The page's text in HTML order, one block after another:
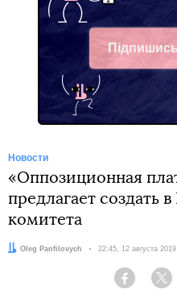
Telegram
Новости
«Оппозиционная
предлагает создать
комитета
Автор:
Oleg Panfilovych Дата:
22:45, 12 августа 2019
Facebook